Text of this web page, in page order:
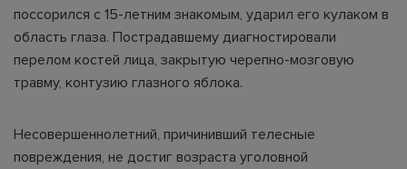
поссорился с 15-летним знакомым, ударил его кулаком в
область глаза. Пострадавшему диагностировали
перелом костей лица, закрытую черепно-мозговую
травму, контузию глазного яблока.
Несовершеннолетний, причинивший телесные
повреждения, не достиг возраста уголовной